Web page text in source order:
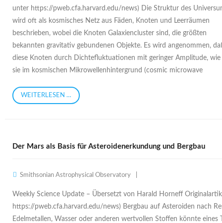
unter https://pweb.cfa.harvard.edu/news) Die Struktur des
wird oft als kosmisches Netz aus Fäden, Knoten und Leerräumen
beschrieben, wobei die Knoten Galaxiencluster sind, die größten
bekannten gravitativ gebundenen Objekte. Es wird angenommen,
diese Knoten durch Dichtefluktuationen mit geringer Amplitude, wie
sie im kosmischen Mikrowellenhintergrund (cosmic microwave
WEITERLESEN …
Der Mars als Basis für Asteroidenerkundung und Bergbau
Smithsonian Astrophysical Observatory
Weekly Science Update – Übersetzt von Harald Horneff
https://pweb.cfa.harvard.edu/news) Bergbau auf Asteroiden nach
Edelmetallen, Wasser oder anderen wertvollen Stoffen könnte eines